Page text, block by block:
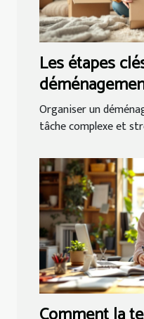
Les étapes
tracas
Organiser un
tâche complexe et